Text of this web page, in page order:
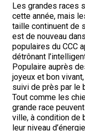
Berger polonais de
Berger portugais
Puli
Schapendoes
Lévrier irlandais
Norrbottenspets
Elkhound norvégien
Lundehund
Xoloitzcuintli
Xoloïtzcuintli
Épagneul cocker
Épagneul d’eau
Épagneul bleu de
Épagneul breton
Terrier du révérend
Terrier chasseur de
Terrier Russell
Schnauzer (nain)
Carlin
Petit chien russe
Terrier à poil soyeux
Fox terrier
Chien du Groenland
Hovawart
Chien d’ours de
Komondor
Les grandes races
cette année, mais
taille continuent de
est de nouveau
populaires du CCC
détrônant
Populaire auprès
joyeux et bon
suivi de près par le
Tout comme les
grande race
ville, à condition de
leur niveau